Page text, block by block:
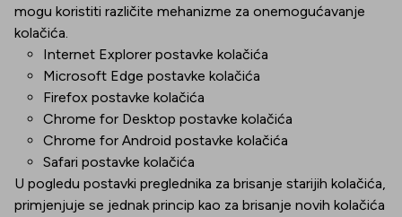
mogu koristiti različite mehanizme za onemogućavanje
kolačića.
Internet Explorer postavke kolačića
Microsoft Edge postavke kolačića
Firefox postavke kolačića
Chrome for Desktop postavke kolačića
Chrome for Android postavke kolačića
Safari postavke kolačića
U pogledu postavki preglednika za brisanje starijih kolačića,
primjenjuje se jednak princip kao za brisanje novih kolačića